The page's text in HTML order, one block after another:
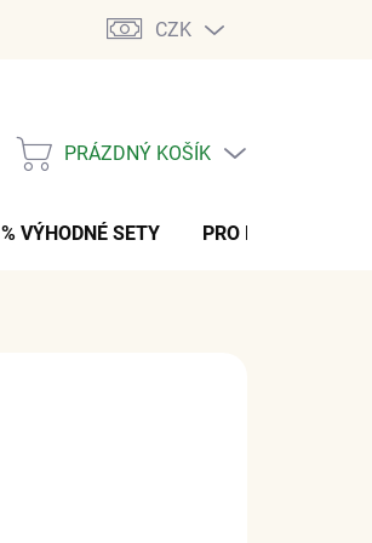
CZK
NÁKUPNÍ
PRÁZDNÝ KOŠÍK
% VÝHODNÉ SETY PRO MUŽE